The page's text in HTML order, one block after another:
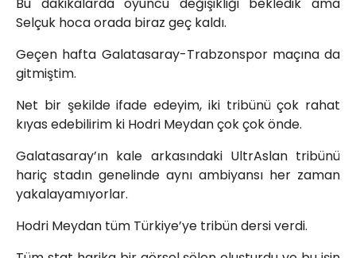
Bu dakikalarda oyuncu değişikliği bekledik ama
Selçuk hoca orada biraz geç kaldı.
Geçen hafta Galatasaray-Trabzonspor maçına da
gitmiştim.
Net bir şekilde ifade edeyim, iki tribünü çok rahat
kıyas edebilirim ki Hodri Meydan çok çok önde.
Galatasaray’ın kale arkasındaki UltrAslan tribünü
hariç stadın genelinde aynı ambiyansı her zaman
yakalayamıyorlar.
Hodri Meydan tüm Türkiye’ye tribün dersi verdi.